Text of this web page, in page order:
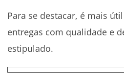
Para se destacar, é mais
entregas com qualidade e
estipulado.